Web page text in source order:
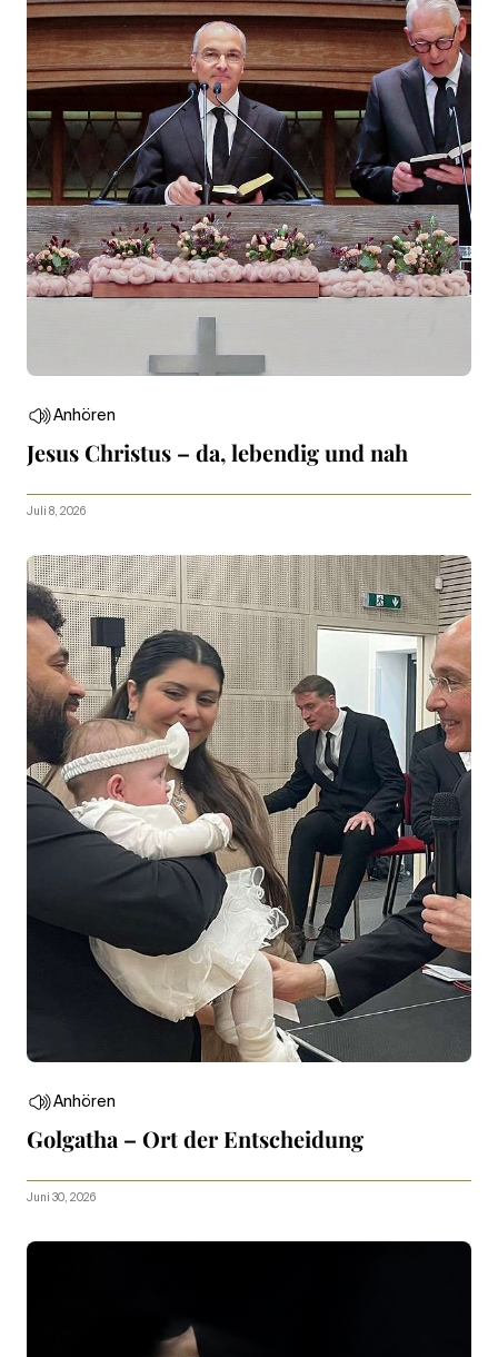
Anhören
Jesus Christus – da, lebendig und nah
Juli 8, 2026
Anhören
Golgatha – Ort der Entscheidung
Juni 30, 2026